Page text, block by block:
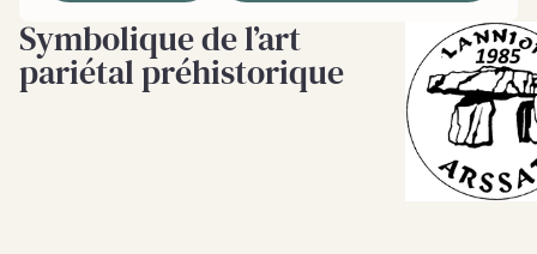
Symbolique de l’art
pariétal préhistorique